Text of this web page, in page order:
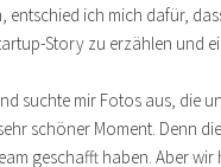
ich mich dafür,
Story zu erzählen und
suchte mir Fotos aus, die
schöner Moment. Denn
geschafft haben. Aber